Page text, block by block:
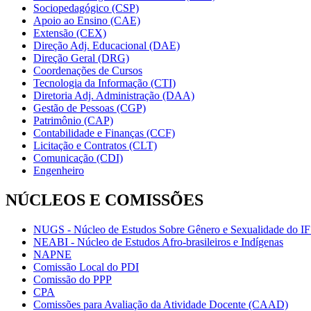
Sociopedagógico (CSP)
Apoio ao Ensino (CAE)
Extensão (CEX)
Direção Adj. Educacional (DAE)
Direção Geral (DRG)
Coordenações de Cursos
Tecnologia da Informação (CTI)
Diretoria Adj. Administração (DAA)
Gestão de Pessoas (CGP)
Patrimônio (CAP)
Contabilidade e Finanças (CCF)
Licitação e Contratos (CLT)
Comunicação (CDI)
Engenheiro
NÚCLEOS E COMISSÕES
NUGS - Núcleo de Estudos Sobre Gênero e Sexualidade do
NEABI - Núcleo de Estudos Afro-brasileiros e Indígenas
NAPNE
Comissão Local do PDI
Comissão do PPP
CPA
Comissões para Avaliação da Atividade Docente (CAAD)